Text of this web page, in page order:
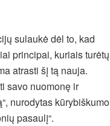
sulaukė dėl to, kad
principai, kuriais turėtų
atrasti šį tą nauja.
savo nuomonę ir
nurodytas kūrybiškumo
pasaulį“.